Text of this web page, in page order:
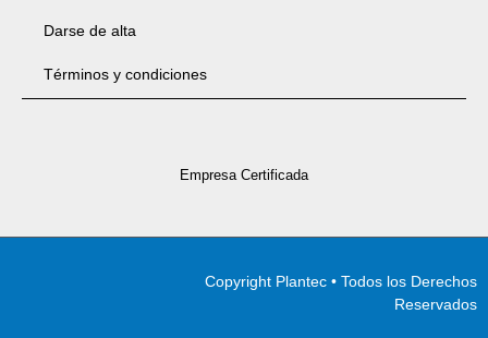
Darse de alta
Términos y condiciones
Empresa Certificada
Copyright Plantec • Todos los Derechos
Reservados